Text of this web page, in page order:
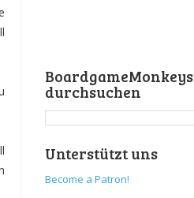
BoardgameMonkeys
durchsuchen
Unterstützt uns
Become a Patron!